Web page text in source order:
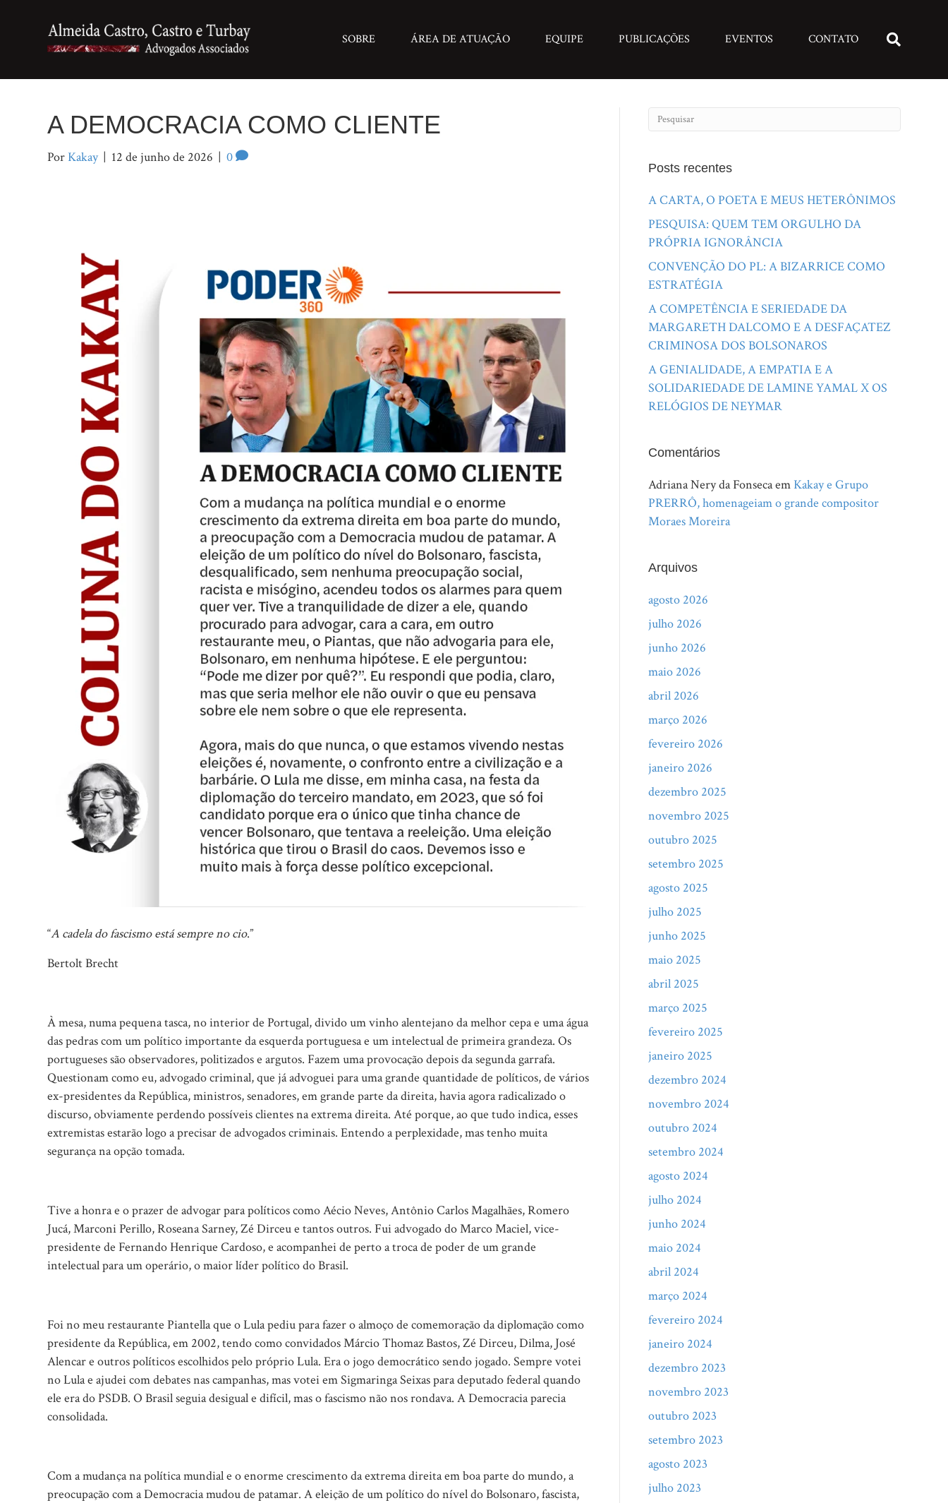
SOBRE ÁREA DE ATUAÇÃO EQUIPE PUBLICAÇÕES EVENTOS CONTATO
A DEMOCRACIA COMO CLIENTE
PorKakay | 12 de junho de 2026 | 0
“A cadela do fascismo está sempre no cio.”
Bertolt Brecht
À mesa, numa pequena tasca, no interior de Portugal, divido um vinho alentejano da melhor cepa e uma água
das pedras com um político importante da esquerda portuguesa e um intelectual de primeira grandeza. Os
portugueses são observadores, politizados e argutos. Fazem uma provocação depois da segunda garrafa.
Questionam como eu, advogado criminal, que já advoguei para uma grande quantidade de políticos, de vários
ex-presidentes da República, ministros, senadores, em grande parte da direita, havia agora radicalizado o
discurso, obviamente perdendo possíveis clientes na extrema direita. Até porque, ao que tudo indica, esses
extremistas estarão logo a precisar de advogados criminais. Entendo a perplexidade, mas tenho muita
segurança na opção tomada.
Tive a honra e o prazer de advogar para políticos como Aécio Neves, Antônio Carlos Magalhães, Romero
Jucá, Marconi Perillo, Roseana Sarney, Zé Dirceu e tantos outros. Fui advogado do Marco Maciel, vice-
presidente de Fernando Henrique Cardoso, e acompanhei de perto a troca de poder de um grande
intelectual para um operário, o maior líder político do Brasil.
Foi no meu restaurante Piantella que o Lula pediu para fazer o almoço de comemoração da diplomação como
presidente da República, em 2002, tendo como convidados Márcio Thomaz Bastos, Zé Dirceu, Dilma, José
Alencar e outros políticos escolhidos pelo próprio Lula. Era o jogo democrático sendo jogado. Sempre votei
no Lula e ajudei com debates nas campanhas, mas votei em Sigmaringa Seixas para deputado federal quando
ele era do PSDB. O Brasil seguia desigual e difícil, mas o fascismo não nos rondava. A Democracia parecia
consolidada.
Com a mudança na política mundial e o enorme crescimento da extrema direita em boa parte do mundo, a
preocupação com a Democracia mudou de patamar. A eleição de um político do nível do Bolsonaro, fascista,
Posts recentes
A CARTA, O POETA E MEUS HETERÔNIMOS
PESQUISA: QUEM TEM ORGULHO DA
PRÓPRIA IGNORÂNCIA
CONVENÇÃO DO PL: A BIZARRICE COMO
ESTRATÉGIA
A COMPETÊNCIA E SERIEDADE DA
MARGARETH DALCOMO E A DESFAÇATEZ
CRIMINOSA DOS BOLSONAROS
A GENIALIDADE, A EMPATIA E A
SOLIDARIEDADE DE LAMINE YAMAL X OS
RELÓGIOS DE NEYMAR
Comentários
Adriana Nery da FonsecaemKakay e Grupo
PRERRÔ, homenageiam o grande compositor
Moraes Moreira
Arquivos
agosto 2026
julho 2026
junho 2026
maio 2026
abril 2026
março 2026
fevereiro 2026
janeiro 2026
dezembro 2025
novembro 2025
outubro 2025
setembro 2025
agosto 2025
julho 2025
junho 2025
maio 2025
abril 2025
março 2025
fevereiro 2025
janeiro 2025
dezembro 2024
novembro 2024
outubro 2024
setembro 2024
agosto 2024
julho 2024
junho 2024
maio 2024
abril 2024
março 2024
fevereiro 2024
janeiro 2024
dezembro 2023
novembro 2023
outubro 2023
setembro 2023
agosto 2023
julho 2023